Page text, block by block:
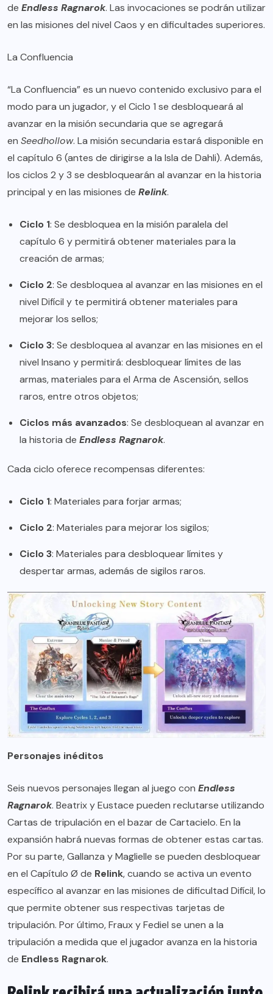
de Endless Ragnarok. Las invocaciones se podrán utilizar
en las misiones del nivel Caos y en dificultades superiores.
La Confluencia
“La Confluencia” es un nuevo contenido exclusivo para el
modo para un jugador, y el Ciclo 1 se desbloqueará al
avanzar en la misión secundaria que se agregará
en Seedhollow. La misión secundaria estará disponible en
el capítulo 6 (antes de dirigirse a la Isla de Dahli). Además,
los ciclos 2 y 3 se desbloquearán al avanzar en la historia
principal y en las misiones de Relink.
Ciclo 1: Se desbloquea en la misión paralela del
capítulo 6 y permitirá obtener materiales para la
creación de armas;
Ciclo 2: Se desbloquea al avanzar en las misiones en el
nivel Difícil y te permitirá obtener materiales para
mejorar los sellos;
Ciclo 3: Se desbloquea al avanzar en las misiones en el
nivel Insano y permitirá: desbloquear límites de las
armas, materiales para el Arma de Ascensión, sellos
raros, entre otros objetos;
Ciclos más avanzados: Se desbloquean al avanzar en
la historia de Endless Ragnarok.
Cada ciclo oferece recompensas diferentes:
Ciclo 1: Materiales para forjar armas;
Ciclo 2: Materiales para mejorar los sigilos;
Ciclo 3: Materiales para desbloquear límites y
despertar armas, además de sigilos raros.
Personajes inéditos
Seis nuevos personajes llegan al juego con Endless
Ragnarok. Beatrix y Eustace pueden reclutarse utilizando
Cartas de tripulación en el bazar de Cartacielo. En la
expansión habrá nuevas formas de obtener estas cartas.
Por su parte, Gallanza y Maglielle se pueden desbloquear
en el Capítulo Ø de Relink, cuando se activa un evento
específico al avanzar en las misiones de dificultad Difícil, lo
que permite obtener sus respectivas tarjetas de
tripulación. Por último, Fraux y Fediel se unen a la
tripulación a medida que el jugador avanza en la historia
de Endless Ragnarok.